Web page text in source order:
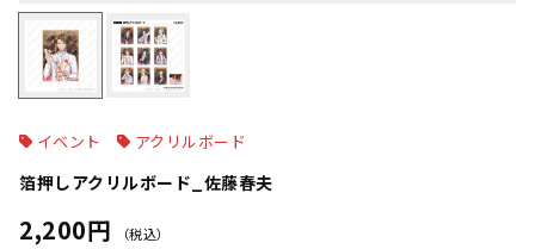
イベント アクリルボード
箔押しアクリルボード_佐藤春夫
2,200円 （税込）